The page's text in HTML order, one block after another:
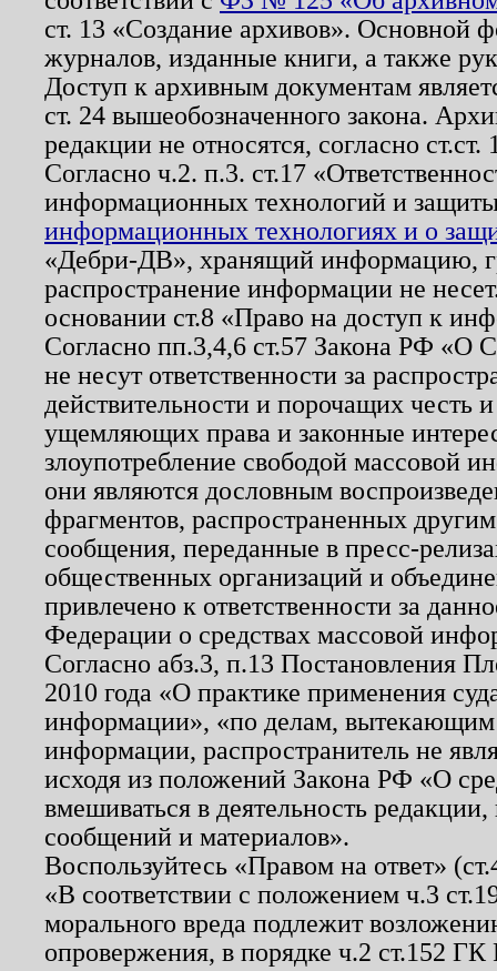
ст. 13 «Создание архивов». Основной
журналов, изданные книги, а также
Доступ к архивным документам
ст. 24 вышеобозначенного закона.
редакции не относятся, согласно
Согласно ч.2. п.3. ст.17
информационных технологий и
информационных технологиях и о
«Дебри-ДВ», хранящий информацию,
распространение информации не
основании ст.8 «Право на доступ к
Согласно пп.3,4,6 ст.57 Закона РФ «О
не несут ответственности за
действительности и порочащих честь
ущемляющих права и законные
злоупотребление свободой массовой
они являются дословным
фрагментов, распространенных
сообщения, переданные в пресс-
общественных организаций и
привлечено к ответственности за
Федерации о средствах массовой
Согласно абз.3, п.13 Постановления
2010 года «О практике применения
информации», «по делам, вытекающим
информации, распространитель не
исходя из положений Закона РФ «О
вмешиваться в деятельность
сообщений и материалов».
Воспользуйтесь «Правом на ответ»
«В соответствии с положением ч.3
морального вреда подлежит
опровержения, в порядке ч.2 ст.152